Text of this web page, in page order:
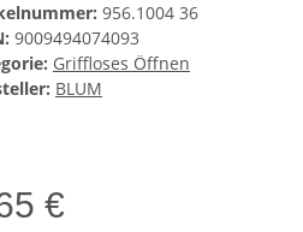
956.1004 36
9009494074093
Griffloses Öffnen
BLUM
€